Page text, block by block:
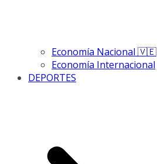
Economía Nacional 🇻🇪
Economía Internacional
DEPORTES